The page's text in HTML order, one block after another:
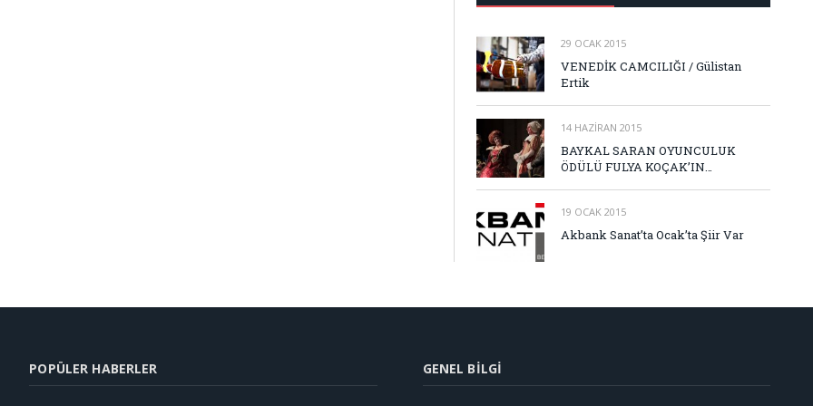
29 OCAK 2015
VENEDİK CAMCILIĞI / Gülistan
Ertik
14 HAZIRAN 2015
BAYKAL SARAN OYUNCULUK
ÖDÜLÜ FULYA KOÇAK’IN…
19 OCAK 2015
Akbank Sanat’ta Ocak’ta Şiir Var
POPÜLER HABERLER GENEL BILGI